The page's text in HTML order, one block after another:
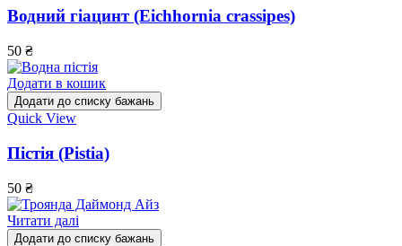
Водний гіацинт (Eichhornia crassipes)
50 ₴
Додати в кошик
Додати до списку бажань
Quick View
Пістія (Pistia)
50 ₴
Читати далі
Додати до списку бажань